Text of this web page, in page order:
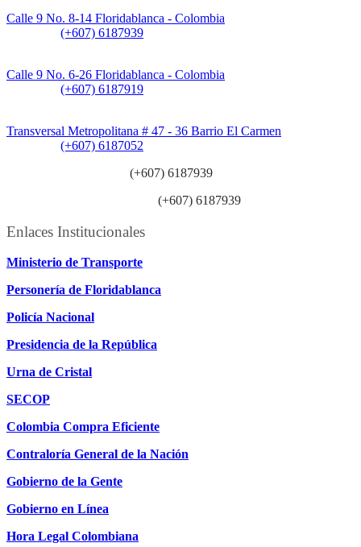
Calle 9 No. 8-14 Floridablanca - Colombia
(+607) 6187939
Calle 9 No. 6-26 Floridablanca - Colombia
(+607) 6187919
Transversal Metropolitana # 47 - 36 Barrio El Carmen
(+607) 6187052
(+607) 6187939
(+607) 6187939
Enlaces Institucionales
Ministerio de Transporte
Personería de Floridablanca
Policía Nacional
Presidencia de la República
Urna de Cristal
SECOP
Colombia Compra Eficiente
Contraloría General de la Nación
Gobierno de la Gente
Gobierno en Línea
Hora Legal Colombiana